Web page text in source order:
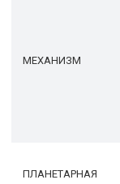
МЕХАНИЗМ
ПЛАНЕТАРНАЯ